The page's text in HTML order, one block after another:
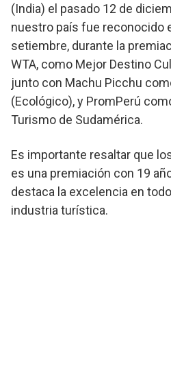
(India) el pasado 12 de
nuestro país fue reconocido
setiembre, durante la
WTA, como Mejor Destino
junto con Machu Picchu
(Ecológico), y PromPerú
Turismo de Sudamérica.
Es importante resaltar que
es una premiación con 19
destaca la excelencia en
industria turística.